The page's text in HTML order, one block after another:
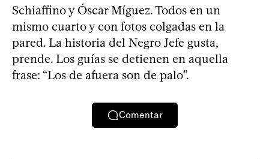
Schiaffino y Óscar Míguez. Todos en un
mismo cuarto y con fotos colgadas en la
pared. La historia del Negro Jefe gusta,
prende. Los guías se detienen en aquella
frase: “Los de afuera son de palo”.
Comentar